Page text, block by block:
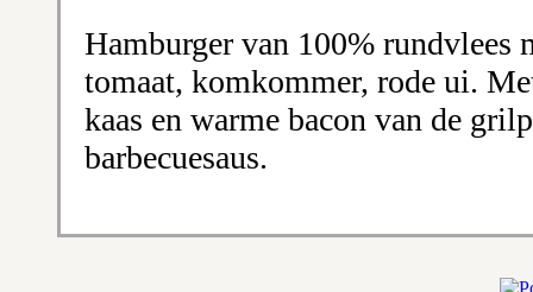
Hamburger van 100% rundvlees
tomaat, komkommer, rode ui.
kaas en warme bacon van de
barbecuesaus.